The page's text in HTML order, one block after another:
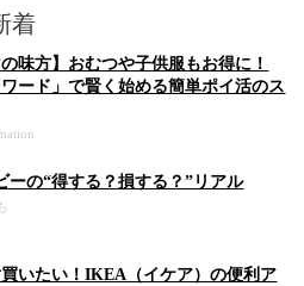
着
の味方】おむつや子供服もお得に！
ワード」で賢く始める簡単ポイ活のス
ーの“得する？損する？”リアル
買いたい！IKEA（イケア）の便利ア